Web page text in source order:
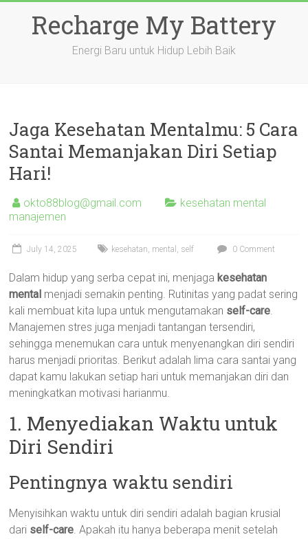
contentRecharge My Battery
Energi Baru untuk Hidup Lebih Baik
Jaga Kesehatan Mentalmu: 5 Cara
Santai Memanjakan Diri Setiap
Hari!
okto88blog@gmail.com
kesehatan mental
manajemen
July 14, 2025 kesehatan, mental , self 0 Comment
Dalam hidup yang serba cepat ini, menjaga kesehatan
mental menjadi semakin penting. Rutinitas yang padat sering
kali membuat kita lupa untuk mengutamakan self-care.
Manajemen stres juga menjadi tantangan tersendiri,
sehingga menemukan cara untuk menyenangkan diri sendiri
harus menjadi prioritas. Berikut adalah lima cara santai yang
dapat kamu lakukan setiap hari untuk memanjakan diri dan
meningkatkan motivasi harianmu.
1. Menyediakan Waktu untuk
Diri Sendiri
Pentingnya waktu sendiri
Menyisihkan waktu untuk diri sendiri adalah bagian krusial
dari self-care. Apakah itu hanya beberapa menit setelah